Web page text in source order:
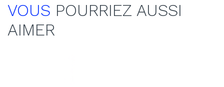
VOUS POURRIEZ AUSSI
AIMER